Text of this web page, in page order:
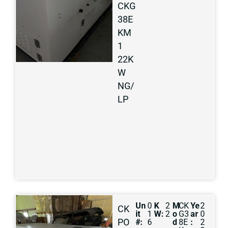
CKG
38E
KM
1
22K
W
NG/
LP
CK
PO
Un
it
#:
0
1
6
K
W:
2
2
M
o
d
CK
G3
8E
Ye
ar
:
2
0
2